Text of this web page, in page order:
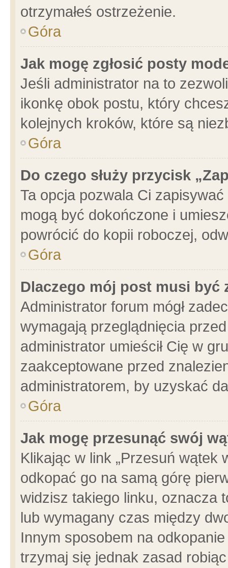
otrzymałeś ostrzeżenie.
Góra
Jak mogę zgłosić posty
Jeśli administrator na to
ikonkę obok postu, który
kolejnych kroków, które są
Góra
Do czego służy przycisk
Ta opcja pozwala Ci
mogą być dokończone i
powrócić do kopii roboczej,
Góra
Dlaczego mój post musi być
Administrator forum mógł
wymagają przeglądnięcia
administrator umieścił Cię w
zaakceptowane przed
administratorem, by uzyskać
Góra
Jak mogę przesunąć swój
Klikając w link „Przesuń wątek
odkopać go na samą górę
widzisz takiego linku, oznacza
lub wymagany czas między
Innym sposobem na
trzymaj się jednak zasad